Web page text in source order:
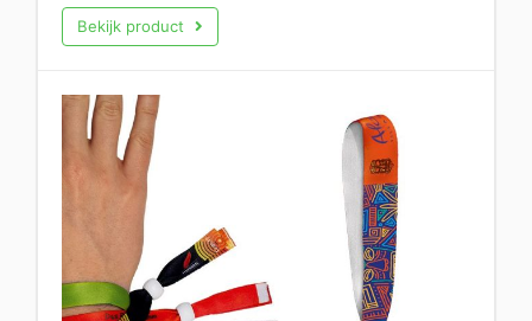
Bekijk product